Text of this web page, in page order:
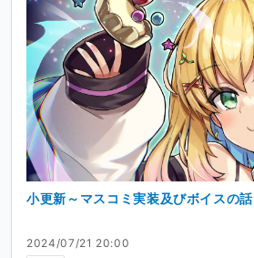
2024/07/21 20:00
小更新～マスコミ実装及びボイスの話